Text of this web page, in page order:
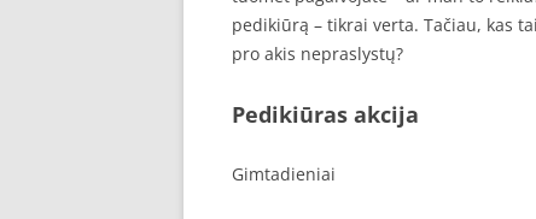
pedikiūrą – tikrai verta. Tačiau, kas
pro akis nepraslystų?
Pedikiūras akcija
Gimtadieniai